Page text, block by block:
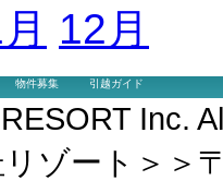
12月
物件募集 引越ガイド
Inc.
ゾート＞＞